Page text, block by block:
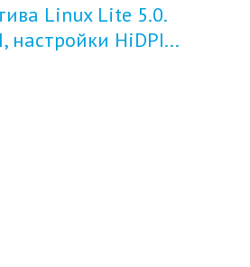
Linux Lite 5.0.
настройки HiDPI...